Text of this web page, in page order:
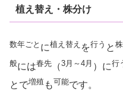
植え替え・株分け
数年ごと に植え替え を行う と 株
般には春先 （3月～4月 ）に行
とで増殖 も可能です。